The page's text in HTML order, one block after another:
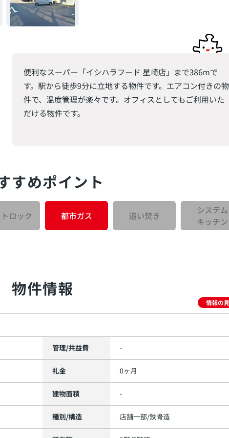
便利なスーパー「イシハラフード 星崎店」まで386mで
す。駅から徒歩9分に立地する物件です。エアコン付きの物
件で、温度管理が楽々です。オフィスとしてもご利用いた
だける物件です。
すめポイント
ロック 都市ガス 追い焚き
システム
キッチン
物件情報
情報の
管理/共益費 -
礼金 0ヶ月
建物面積 -
種別/構造 店舗一部/鉄骨造